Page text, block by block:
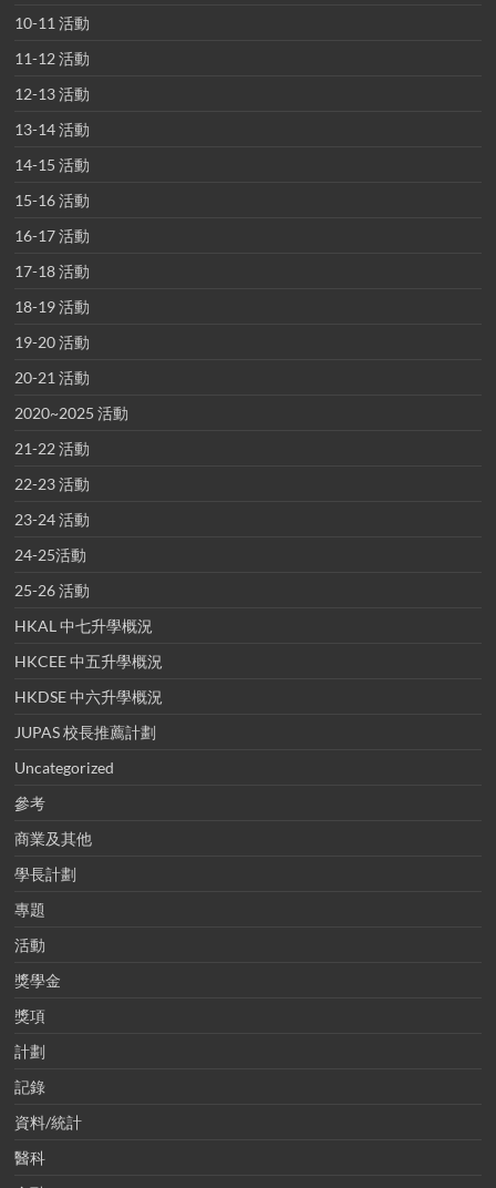
10-11 活動
11-12 活動
12-13 活動
13-14 活動
14-15 活動
15-16 活動
16-17 活動
17-18 活動
18-19 活動
19-20 活動
20-21 活動
2020~2025 活動
21-22 活動
22-23 活動
23-24 活動
24-25活動
25-26 活動
HKAL 中七升學概況
HKCEE 中五升學概況
HKDSE 中六升學概況
JUPAS 校長推薦計劃
Uncategorized
參考
商業及其他
學長計劃
專題
活動
獎學金
獎項
計劃
記錄
資料/統計
醫科